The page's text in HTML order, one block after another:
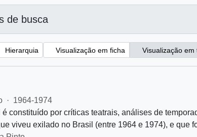
de busca
Hierarquia Visualização em ficha
Visualização
1964-1974
é constituído por críticas teatrais, análises de